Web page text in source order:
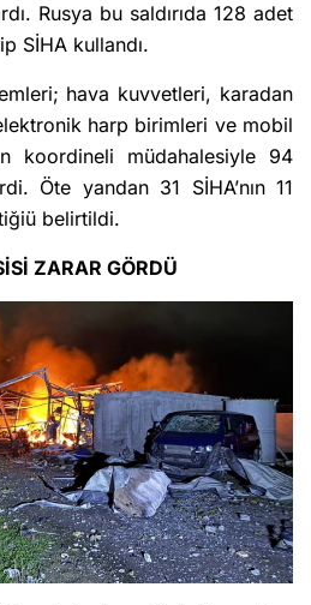
Rusya bu saldırıda 128 adet
SİHA kullandı.
hava kuvvetleri, karadan
harp birimleri ve mobil
koordineli müdahalesiyle 94
Öte yandan 31 SİHA’nın 11
belirtildi.
ZARAR GÖRDÜ